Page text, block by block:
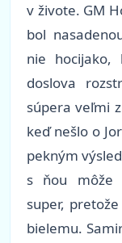
v živote. GM
bol
nie
doslova
súpera veľmi
keď nešlo o
pekným
s ňou môže
super,
bielemu.